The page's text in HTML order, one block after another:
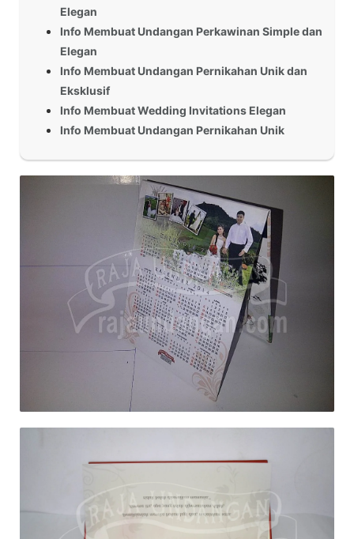
Elegan
Info Membuat Undangan Perkawinan Simple dan
Elegan
Info Membuat Undangan Pernikahan Unik dan
Eksklusif
Info Membuat Wedding Invitations Elegan
Info Membuat Undangan Pernikahan Unik